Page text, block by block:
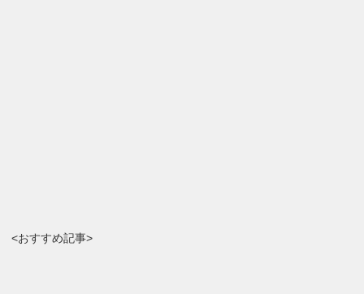
<おすすめ記事>